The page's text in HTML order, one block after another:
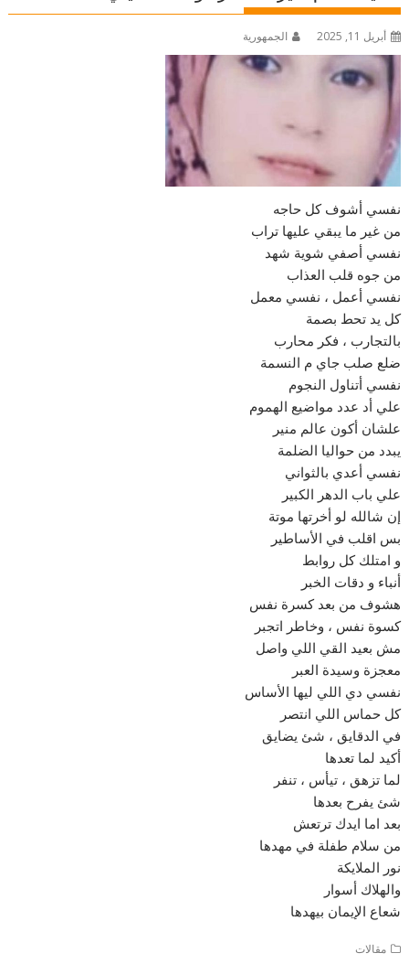
أبريل 11, 2025 الجمهورية
نفسي أشوف كل حاجه
من غير ما يبقي عليها تراب
نفسي أصفي شوية شهد
من جوه قلب العذاب
نفسي أعمل ، نفسي معمل
كل يد تحط بصمة
بالتجارب ، فكر محارب
ضلع صلب جاي م النسمة
نفسي أتناول النجوم
علي أد عدد مواضيع الهموم
علشان أكون عالم منير
يبدد من حواليا الضلمة
نفسي أعدي بالثواني
علي باب الدهر الكبير
إن شالله لو أخرتها موتة
بس اقلب في الأساطير
و امتلك كل روابط
أنباء و دقات الخبر
هشوف من بعد كسرة نفس
كسوة نفس ، وخاطر اتجبر
مش بعيد القي اللي واصل
معجزة وسيدة العبر
نفسي دي اللي ليها الأساس
كل حماس اللي انتصر
في الدقايق ، شئ يضايق
أكيد لما تعدها
لما تزهق ، تيأس ، تنفر
شئ يفرح بعدها
بعد اما ايدك ترتعش
من سلام طفلة في مهدها
نور الملايكة
والهلاك أسوار
شعاع الإيمان بيهدها
مقالات